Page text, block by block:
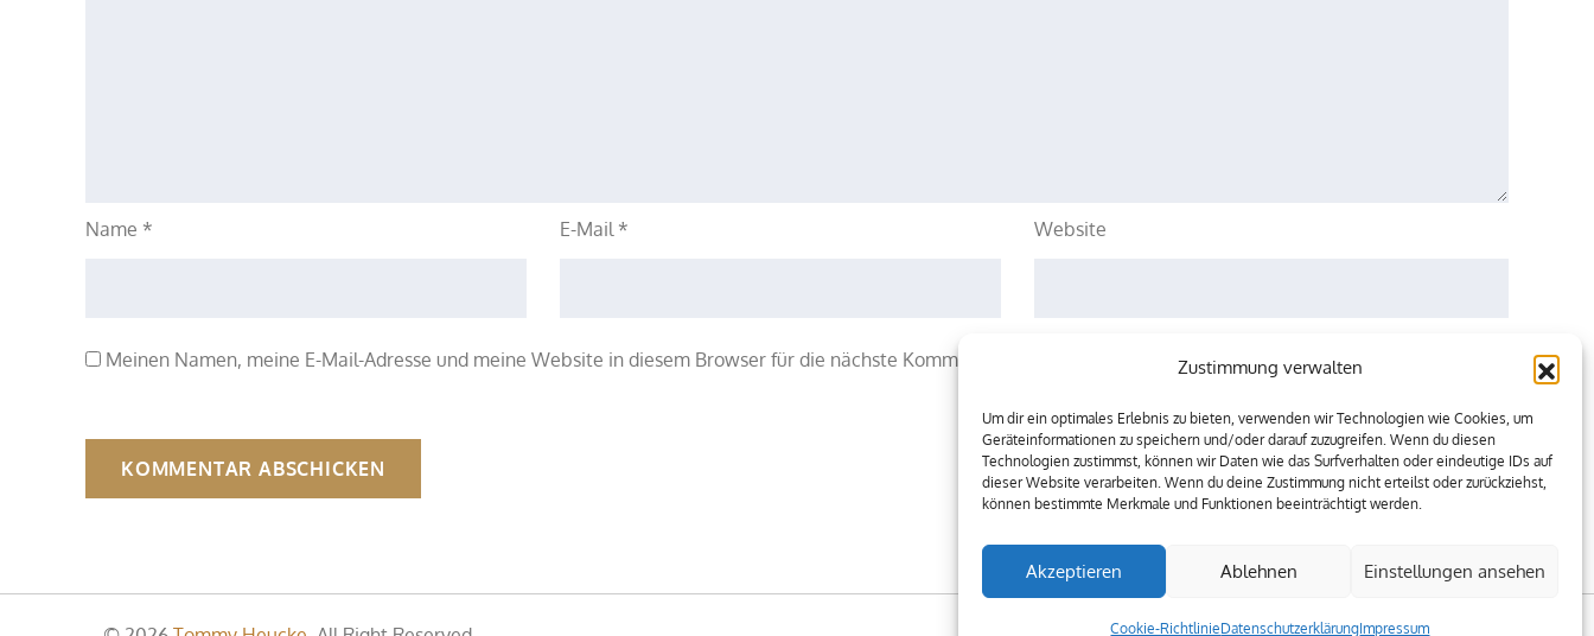
Zustimmung verwalten
Um dir ein optimales Erlebnis zu bieten, verwenden wir Technologien wie Cookies, um
Geräteinformationen zu speichern und/oder darauf zuzugreifen. Wenn du diesen
Technologien zustimmst, können wir Daten wie das Surfverhalten oder eindeutige IDs auf
dieser Website verarbeiten. Wenn du deine Zustimmung nicht erteilst oder zurückziehst,
können bestimmte Merkmale und Funktionen beeinträchtigt werden.
Akzeptieren Ablehnen Einstellungen ansehen
Cookie-RichtlinieDatenschutzerklärungImpressum
Name * E-Mail * Website
Meinen Namen, meine E-Mail-Adresse und meine Website in diesem Browser für die nächste Kommentierung speichern.